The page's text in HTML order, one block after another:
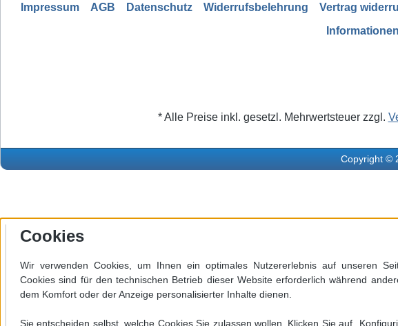
Impressum AGB Datenschutz Widerrufsbelehrung Vertrag
* Alle Preise inkl. gesetzl. Mehrwertsteuer zzgl.
Copyright ©
Werkzeugleiste anzeigen
Cookies
Wir verwenden Cookies, um Ihnen ein optimales Nutzererlebnis auf unseren
Cookies sind für den technischen Betrieb dieser Website erforderlich während
dem Komfort oder der Anzeige personalisierter Inhalte dienen.
Sie entscheiden selbst, welche Cookies Sie zulassen wollen. Klicken Sie auf